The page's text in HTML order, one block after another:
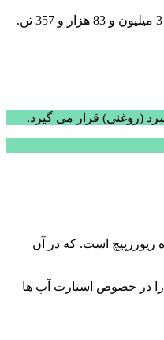
در میان همه تولیدات صورت گرفته طی سال 1399، بالاترین رقم تولید به محصول ورق گرم. با 6 میلیون و 919 هزار و 462 تن اختصاص داشته است. و بعد از آن میلگرد نیز با تولید 3 میلیون و 83 هزار و 357 تن.
(روغنی) قرار می گیرد.
های این نمایشگاه ریورزپیچ است. که در آن
خود را در خصوص استارت آپ ها